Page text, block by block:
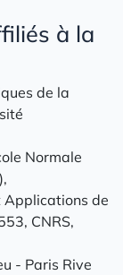
à la
de la
Normale
de
CNRS,
- Paris Rive